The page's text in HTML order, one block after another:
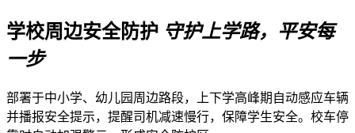
学校周边安全防护 守护上学路，平安每
一步
部署于中小学、幼儿园周边路段，上下学高峰期自动感应车辆
并播报安全提示，提醒司机减速慢行，保障学生安全。校车停